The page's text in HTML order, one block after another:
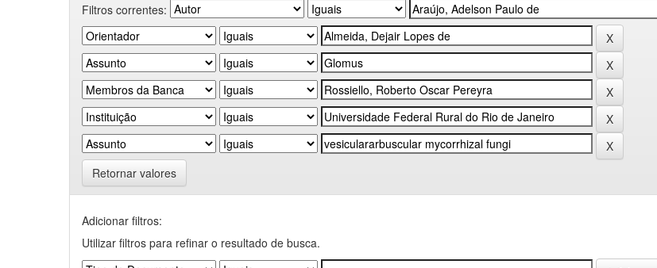
Filtros correntes:
Retornar valores
Adicionar filtros:
Utilizar filtros para refinar o resultado de busca.